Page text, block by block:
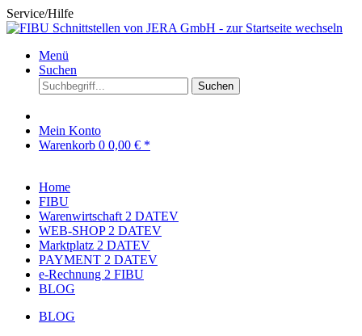
Service/Hilfe
Menü
Suchen
Suchen
Mein Konto
Warenkorb 0 0,00 € *
Home
FIBU
Warenwirtschaft 2 DATEV
WEB-SHOP 2 DATEV
Marktplatz 2 DATEV
PAYMENT 2 DATEV
e-Rechnung 2 FIBU
BLOG
BLOG